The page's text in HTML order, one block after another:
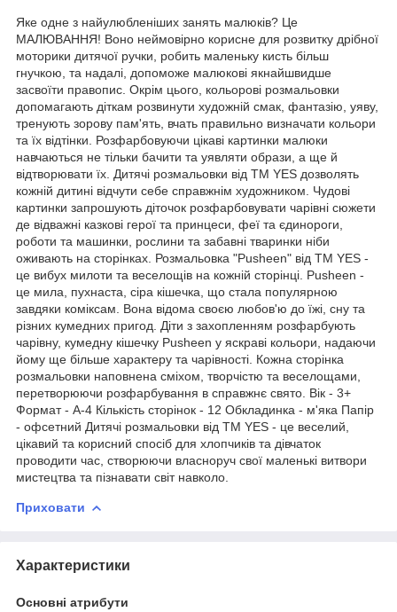
Яке одне з найулюбленіших занять малюків? Це
МАЛЮВАННЯ! Воно неймовірно корисне для розвитку дрібної
моторики дитячої ручки, робить маленьку кисть більш
гнучкою, та надалі, допоможе малюкові якнайшвидше
засвоїти правопис. Окрім цього, кольорові розмальовки
допомагають діткам розвинути художній смак, фантазію, уяву,
тренують зорову пам'ять, вчать правильно визначати кольори
та їх відтінки. Розфарбовуючи цікаві картинки малюки
навчаються не тільки бачити та уявляти образи, а ще й
відтворювати їх. Дитячі розмальовки від ТМ YES дозволять
кожній дитині відчути себе справжнім художником. Чудові
картинки запрошують діточок розфарбовувати чарівні сюжети
де відважні казкові герої та принцеси, феї та єдинороги,
роботи та машинки, рослини та забавні тваринки ніби
оживають на сторінках. Розмальовка "Pusheen" від ТМ YES -
це вибух милоти та веселощів на кожній сторінці. Pusheen -
це мила, пухнаста, сіра кішечка, що стала популярною
завдяки коміксам. Вона відома своєю любов'ю до їжі, сну та
різних кумедних пригод. Діти з захопленням розфарбують
чарівну, кумедну кішечку Pusheen у яскраві кольори, надаючи
йому ще більше характеру та чарівності. Кожна сторінка
розмальовки наповнена сміхом, творчістю та веселощами,
перетворюючи розфарбування в справжнє свято. Вік - 3+
Формат - А-4 Кількість сторінок - 12 Обкладинка - м'яка Папір
- офсетний Дитячі розмальовки від ТМ YES - це веселий,
цікавий та корисний спосіб для хлопчиків та дівчаток
проводити час, створюючи власноруч свої маленькі витвори
мистецтва та пізнавати світ навколо.
Приховати
Характеристики
Основні атрибути